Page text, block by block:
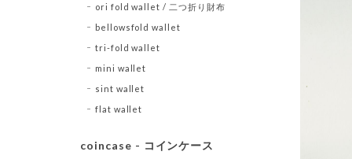
ori fold wallet / 二つ折り財布
bellowsfold wallet
tri-fold wallet
mini wallet
sint wallet
flat wallet
coincase - コインケース